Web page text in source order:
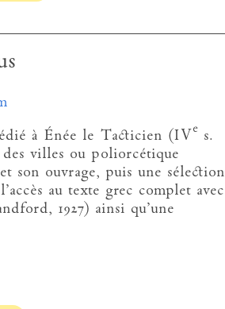
à Énée le Tacticien (IV e s.
villes ou poliorcétique
son ouvrage, puis une sélection
au texte grec complet avec
1927) ainsi qu’une